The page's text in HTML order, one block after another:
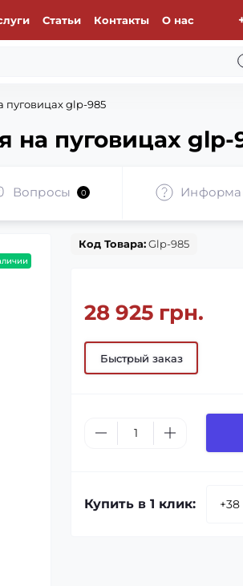
Статьи Контакты О нас
пуговицах glp-985
на пуговицах glp-
Вопросы 0
Код Товара:Glp-985
28 925 грн.
Быстрый заказ
Купить в 1 клик: